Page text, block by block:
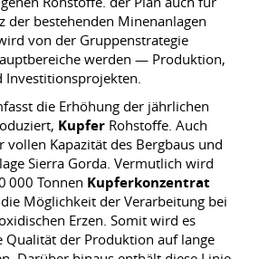
der bestehenden Minenanlagen
von der Gruppenstrategie
werden — Produktion,
Investitionsprojekten.
die Erhöhung der jährlichen
Kupfer Rohstoffe. Auch
vollen Kapazität des Bergbaus und
Sierra Gorda. Vermutlich wird
000 Tonnen Kupferkonzentrat
Möglichkeit der Verarbeitung bei
Erzen. Somit wird es
Qualität der Produktion auf lange